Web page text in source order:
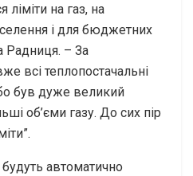
ліміти на газ, на
і для бюджетних
Радниця. – За
всі теплопостачальні
був дуже великий
об’єми газу. До сих пір
автоматично